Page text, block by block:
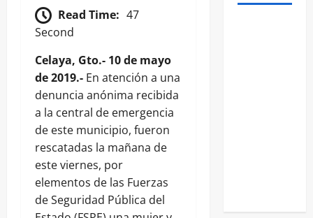
Read Time: 47
Second
Celaya, Gto.- 10 de mayo
de 2019.- En atención a una
denuncia anónima recibida
a la central de emergencia
de este municipio, fueron
rescatadas la mañana de
este viernes, por
elementos de las Fuerzas
de Seguridad Pública del